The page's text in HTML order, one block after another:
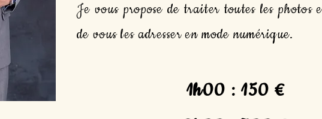
Je vous propose de traiter toutes les photos
de vous les adresser en mode numérique.
1h00 : 150 €